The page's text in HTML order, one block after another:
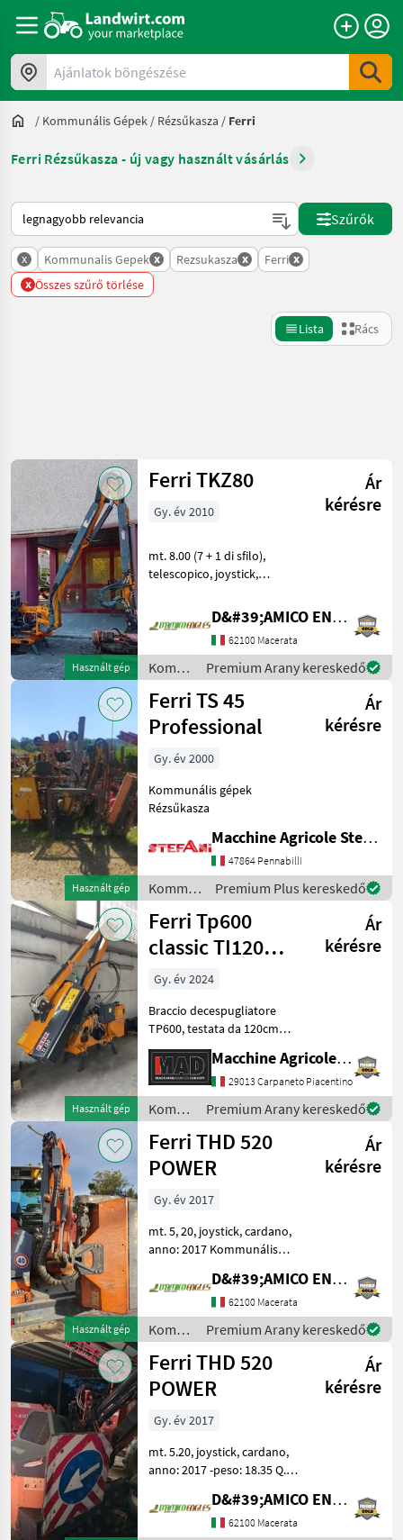
Ajánlatok böngészése
/ Kommunális Gépek / Rézsűkasza / Ferri
Ferri Rézsűkasza - új vagy használt vásárlás
Így van sorba rendezve a Landwirt.com-on
Szűrők
x Kommunalis Gepek x Rezsukasza x Ferri x
x Összes szűrő törlése
Lista Rács
Kategória 4 Ország Szűrők
AKTUÁLIS
ÚTVONAL
Kommunális
gépek/eszközök
Kommunalis
Gepek
Rezsukasza
KATEGÓRIA
KIVÁLASZTÁSA
Ferri
Tifermec
Bluebird
MDB
Greentec
Jack
Mind a 36
megjelenítése
MODELL
THD
520
POWER
MARKETPLACE
Marketplace
Kereskedői
ajánlatok
Apróhirdetések
Visszaállítás
megjelenítése
Használt gép
Ferri TKZ80
Ár
kérésre
Gy. év 2010
mt. 8.00 (7 + 1 di sfilo),
telescopico, joystick,
Kommunális gépek
Rézsűkasza
D&#39;AMICO ENGLES SRL
62100 Macerata
Kommunális
gépek /
Ferri
Premium Arany kereskedő
Használt gép
Ferri TS 45
Professional
Ár
kérésre
Gy. év 2000
Kommunális gépek
Rézsűkasza
Macchine Agricole Stefani Luciano
47864 Pennabilli
Kommunális
gépek /
Ferri
Premium Plus kereskedő
Használt gép
Ferri Tp600
classic TI120
coltelli Y
Ár
kérésre
Gy. év 2024
Braccio decespugliatore
TP600, testata da 120cm
con coltelli a Y. Coppia di
tenditori di fissaggio alla
trattrice e scambiatore di
calore in alluminio con
termostato
Macchine Agricole Devoti Srl
29013 Carpaneto Piacentino
Kommunális
gépek /
Ferri
Premium Arany kereskedő
Használt gép
Ferri THD 520
POWER
Ár
kérésre
Gy. év 2017
mt. 5, 20, joystick, cardano,
anno: 2017 Kommunális
D&#39;AMICO ENGLES SRL
62100 Macerata
Kommunális
gépek /
Ferri
Premium Arany kereskedő
Ferri THD 520
POWER
Ár
kérésre
Gy. év 2017
mt. 5.20, joystick, cardano,
anno: 2017 -peso: 18.35 Q.li
Rézsűkasza
D&#39;AMICO ENGLES SRL
62100 Macerata